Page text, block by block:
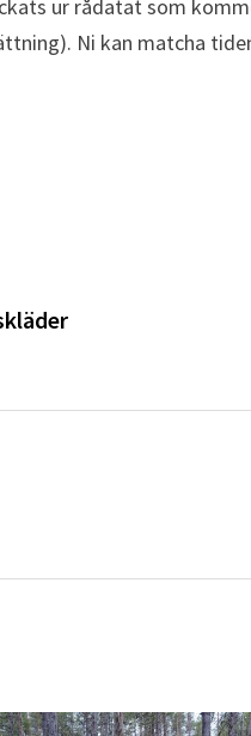
ur rådatat som
Ni kan matcha